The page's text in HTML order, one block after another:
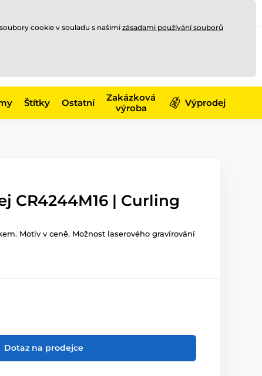
Štítky Ostatní
Zakázková
výroba
Výprodej
CR4244M16 | Curling
Motiv v ceně. Možnost laserového gravírování
Dotaz na prodejce
cookie v souladu s našimi zásadami používání souborů